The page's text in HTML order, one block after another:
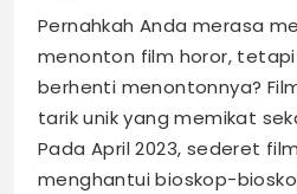
Pernahkah Anda merasa
menonton film horor,
berhenti menontonnya?
tarik unik yang memikat
Pada April 2023, sederet
menghantui bioskop-